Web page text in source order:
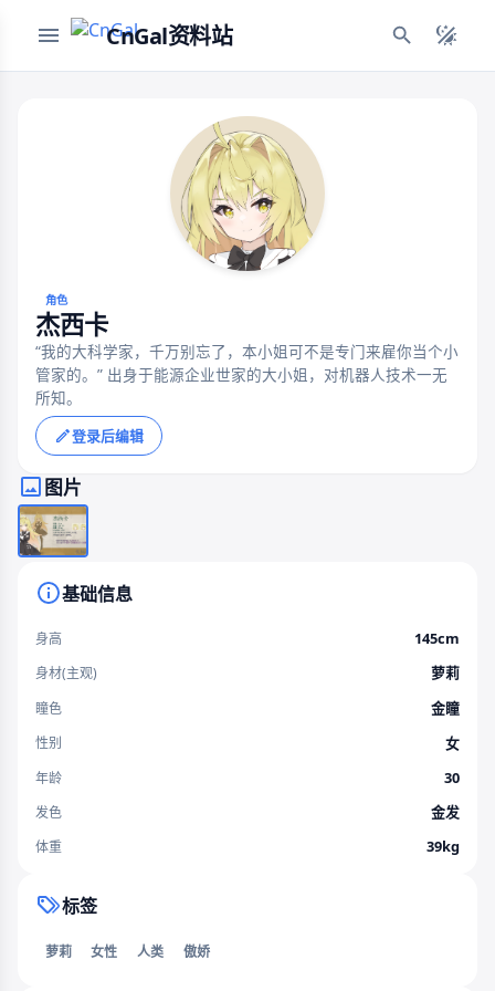
CnGal资料站
角色
杰西卡
“我的大科学家，千万别忘了，本小姐可不是专门来雇你当个小
管家的。” 出身于能源企业世家的大小姐，对机器人技术一无
所知。
登录后编辑
图片
基础信息
身高 145cm
身材(主观) 萝莉
瞳色 金瞳
性别 女
年龄 30
发色 金发
体重 39kg
标签
萝莉 女性 人类 傲娇